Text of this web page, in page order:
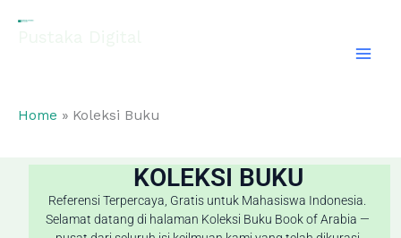
Home Koleksi Buku
KOLEKSI BUKU
Referensi Terpercaya, Gratis untuk Mahasiswa Indonesia.
Selamat datang di halaman Koleksi Buku Book of Arabia —